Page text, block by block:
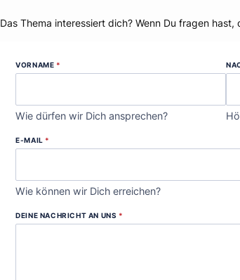
Das Thema interessiert dich? Wenn Du fragen
VORNAME *
Wie dürfen wir Dich ansprechen?
E-MAIL *
Wie können wir Dich erreichen?
DEINE NACHRICHT AN UNS *